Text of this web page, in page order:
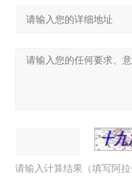
请输入计算结果（填写阿